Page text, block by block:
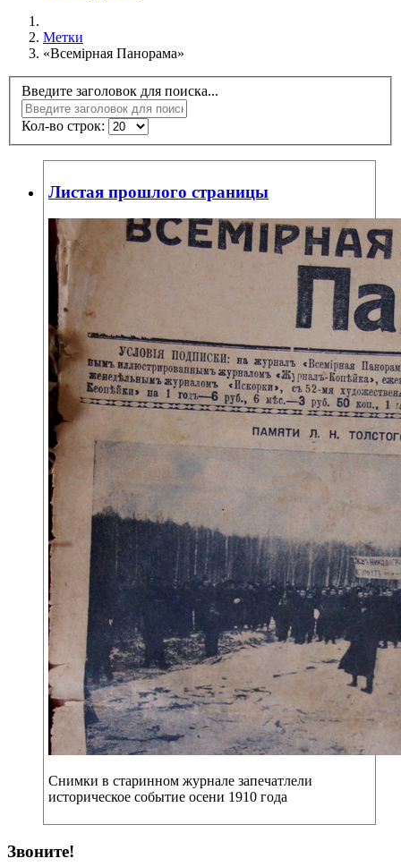
Метки
«Всемiрная Панорама»
Введите заголовок для поиска...
Кол-во строк:
Листая прошлого страницы
Снимки в старинном журнале запечатлели
историческое событие осени 1910 года
Звоните!